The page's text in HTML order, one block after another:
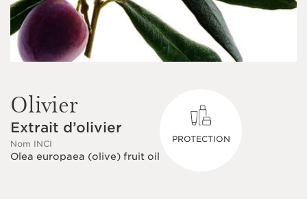
Olivier
Extrait d’olivier
Nom INCI
Olea europaea (olive) fruit oil
PROTECTION